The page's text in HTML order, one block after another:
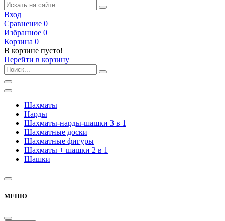
Вход
Сравнение 0
Избранное 0
Корзина 0
В корзине пусто!
Перейти в корзину
Шахматы
Нарды
Шахматы-нарды-шашки 3 в 1
Шахматные доски
Шахматные фигуры
Шахматы + шашки 2 в 1
Шашки
МЕНЮ